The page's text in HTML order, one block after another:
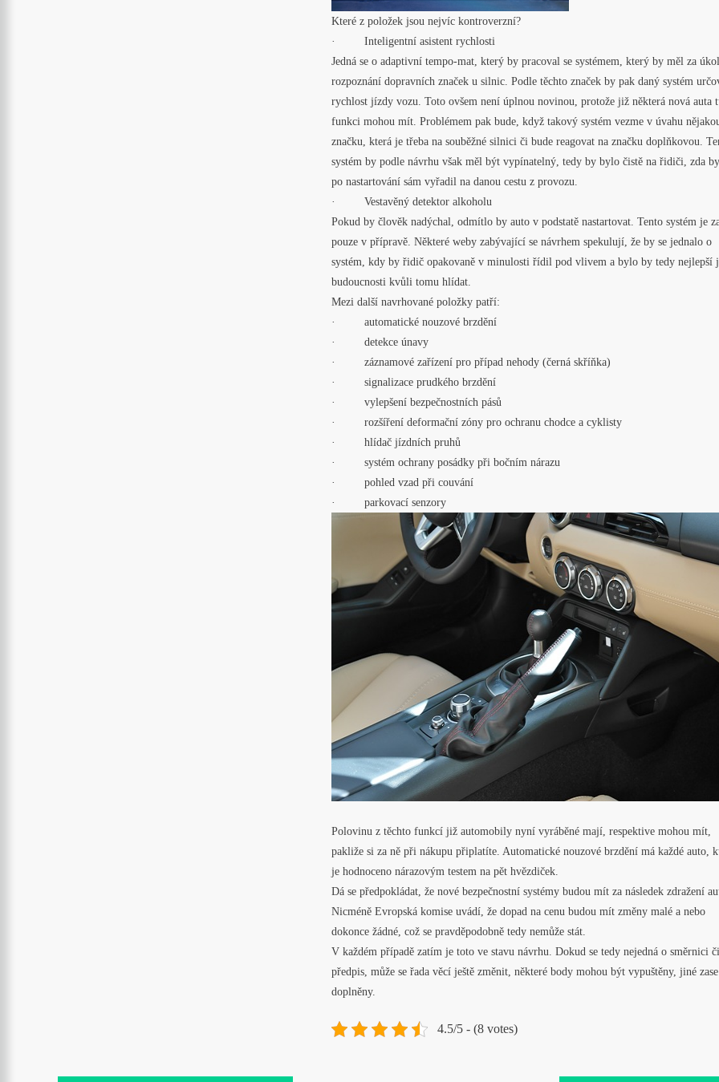
Které z položek jsou nejvíc kontroverzní?
· Inteligentní asistent rychlosti
Jedná se o adaptivní tempo-mat, který by pracoval se systémem, který by měl za úkol
rozpoznání dopravních značek u silnic. Podle těchto značek by pak daný systém
rychlost jízdy vozu. Toto ovšem není úplnou novinou, protože již některá nová auta
funkci mohou mít. Problémem pak bude, když takový systém vezme v úvahu
značku, která je třeba na souběžné silnici či bude reagovat na značku doplňkovou.
systém by podle návrhu však měl být vypínatelný, tedy by bylo čistě na řidiči, zda
po nastartování sám vyřadil na danou cestu z provozu.
· Vestavěný detektor alkoholu
Pokud by člověk nadýchal, odmítlo by auto v podstatě nastartovat. Tento systém je
pouze v přípravě. Některé weby zabývající se návrhem spekulují, že by se jednalo o
systém, kdy by řidič opakovaně v minulosti řídil pod vlivem a bylo by tedy nejlepší
budoucnosti kvůli tomu hlídat.
Mezi další navrhované položky patří:
· automatické nouzové brzdění
· detekce únavy
· záznamové zařízení pro případ nehody (černá skříňka)
· signalizace prudkého brzdění
· vylepšení bezpečnostních pásů
· rozšíření deformační zóny pro ochranu chodce a cyklisty
· hlídač jízdních pruhů
· systém ochrany posádky při bočním nárazu
· pohled vzad při couvání
· parkovací senzory
Polovinu z těchto funkcí již automobily nyní vyráběné mají, respektive mohou mít,
pakliže si za ně při nákupu připlatíte. Automatické nouzové brzdění má každé auto,
je hodnoceno nárazovým testem na pět hvězdiček.
Dá se předpokládat, že nové bezpečnostní systémy budou mít za následek zdražení
Nicméně Evropská komise uvádí, že dopad na cenu budou mít změny malé a nebo
dokonce žádné, což se pravděpodobně tedy nemůže stát.
V každém případě zatím je toto ve stavu návrhu. Dokud se tedy nejedná o směrnici či
předpis, může se řada věcí ještě změnit, některé body mohou být vypuštěny, jiné zase
doplněny.
4.5/5 - (8 votes)